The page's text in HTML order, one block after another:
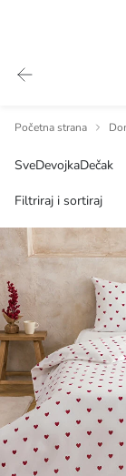
Početna strana
SveDevojkaDečak
Filtriraj i sortiraj